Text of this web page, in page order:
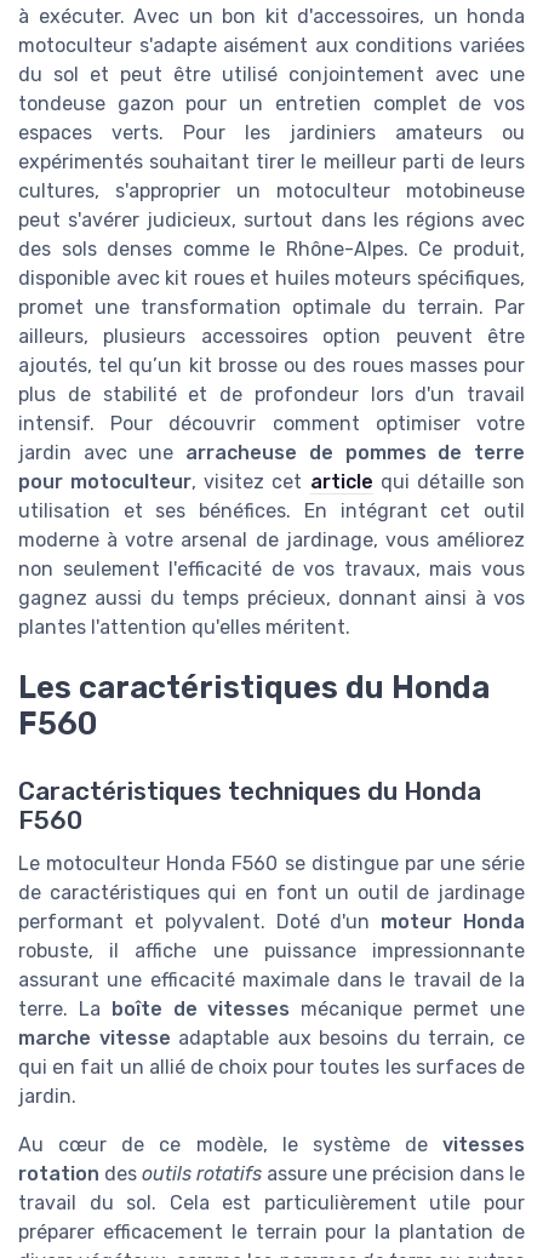
à exécuter. Avec un bon kit d'accessoires, un honda
motoculteur s'adapte aisément aux conditions variées
du sol et peut être utilisé conjointement avec une
tondeuse gazon pour un entretien complet de vos
espaces verts. Pour les jardiniers amateurs ou
expérimentés souhaitant tirer le meilleur parti de leurs
cultures, s'approprier un motoculteur motobineuse
peut s'avérer judicieux, surtout dans les régions avec
des sols denses comme le Rhône-Alpes. Ce produit,
disponible avec kit roues et huiles moteurs spécifiques,
promet une transformation optimale du terrain. Par
ailleurs, plusieurs accessoires option peuvent être
ajoutés, tel qu’un kit brosse ou des roues masses pour
plus de stabilité et de profondeur lors d'un travail
intensif. Pour découvrir comment optimiser votre
jardin avec une arracheuse de pommes de terre
pour motoculteur, visitez cet article qui détaille son
utilisation et ses bénéfices. En intégrant cet outil
moderne à votre arsenal de jardinage, vous améliorez
non seulement l'efficacité de vos travaux, mais vous
gagnez aussi du temps précieux, donnant ainsi à vos
plantes l'attention qu'elles méritent.
Les caractéristiques du Honda
F560
Caractéristiques techniques du Honda
F560
Le motoculteur Honda F560 se distingue par une série
de caractéristiques qui en font un outil de jardinage
performant et polyvalent. Doté d'un moteur Honda
robuste, il affiche une puissance impressionnante
assurant une efficacité maximale dans le travail de la
terre. La boîte de vitesses mécanique permet une
marche vitesse adaptable aux besoins du terrain, ce
qui en fait un allié de choix pour toutes les surfaces de
jardin.
Au cœur de ce modèle, le système de vitesses
rotation des outils rotatifs assure une précision dans le
travail du sol. Cela est particulièrement utile pour
préparer efficacement le terrain pour la plantation de